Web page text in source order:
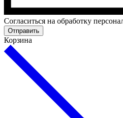
Cогласиться на обработку
Отправить
Корзина